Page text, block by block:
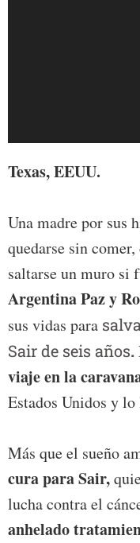
Texas, EEUU.
Una madre por sus
quedarse sin
saltarse un muro si
Argentina Paz y
sus vidas para
Sair de seis años.
viaje en la
Estados Unidos y
Más que el sueño
cura para Sair,
lucha contra el
anhelado